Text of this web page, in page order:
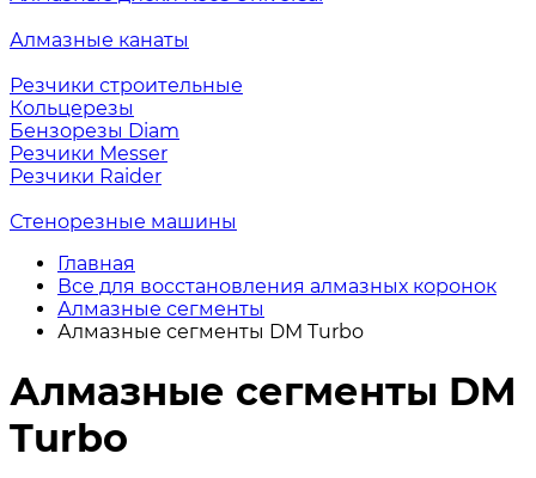
Алмазные канаты
Резчики строительные
Кольцерезы
Бензорезы Diam
Резчики Messer
Резчики Raider
Стенорезные машины
Главная
Все для восстановления алмазных коронок
Алмазные сегменты
Алмазные сегменты DM Turbo
Алмазные сегменты DM
Turbo